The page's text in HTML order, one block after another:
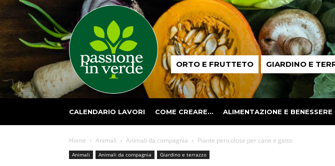
Passione
in ORTO E FRUTTETO GIARDINO E
CALENDARIO LAVORI COME CREARE… ALIMENTAZIONE E BENESSERE
Home Animali Animali da compagnia Piante pericolose per cane e gatto
Animali Animali da compagnia Giardino e terrazzo